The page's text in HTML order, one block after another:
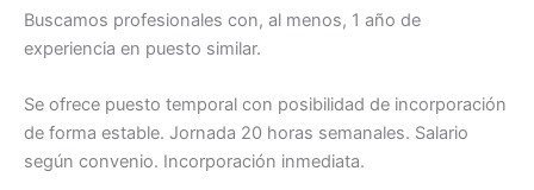
Buscamos profesionales con, al menos, 1 año de
experiencia en puesto similar.
Se ofrece puesto temporal con posibilidad de incorporación
de forma estable. Jornada 20 horas semanales. Salario
según convenio. Incorporación inmediata.